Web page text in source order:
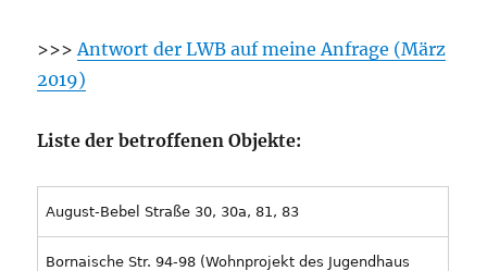
>>> Antwort der LWB auf meine Anfrage (März
2019)
Liste der betroffenen Objekte:
August-Bebel Straße 30, 30a, 81, 83
Bornaische Str. 94-98 (Wohnprojekt des Jugendhaus